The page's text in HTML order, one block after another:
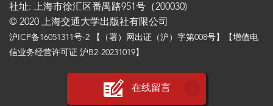
社址: 上海市徐汇区番禺路951号（200030)
© 2020 上海交通大学出版社有限公司
沪ICP备16051311号-2 【（署）网出证（沪）字第008号】【增值电
信业务经营许可证 沪B2-20231019】
在线留言